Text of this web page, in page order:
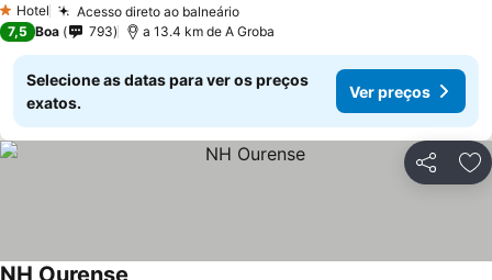
1 Estrelas
Hotel Acesso direto ao balneário
7,5 Boa 793 a 13.4 km de A Groba
Selecione as datas para ver os preços
exatos.
Ver preços
Partilhar
NH Ourense